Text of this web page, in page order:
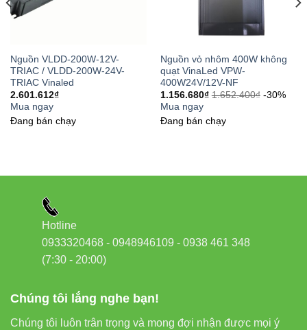
Liên hệ ngay:
Địa chỉ:37C Street No. 1, Long Trường Ward, Thủ
Đức City, Ho Chi Minh City
Nguồn VLDD-200W-12V-
TRIAC / VLDD-200W-24V-
TRIAC Vinaled
2.601.612₫
Mua ngay
Đang bán chạy
Nguồn vỏ nhôm 400W không
quạt VinaLed VPW-
400W24V/12V-NF
1.156.680₫ 1.652.400₫ -30%
Mua ngay
Đang bán chạy
Chúng tôi lắng nghe bạn!
Chúng tôi luôn trân trọng và mong đợi nhận được mọi ý
Hotline
0933320468 - 0948946109 - 0938 461 348
(7:30 - 20:00)